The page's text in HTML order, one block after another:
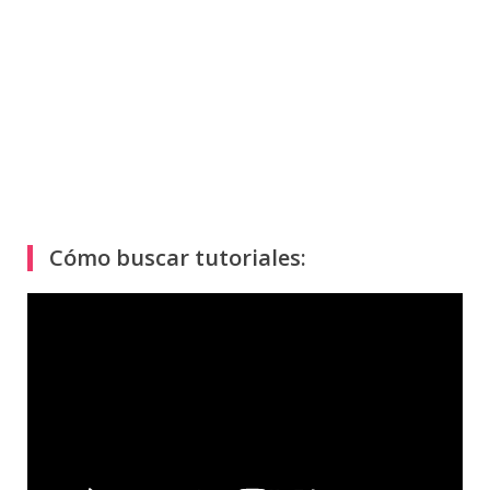
Cómo buscar tutoriales: